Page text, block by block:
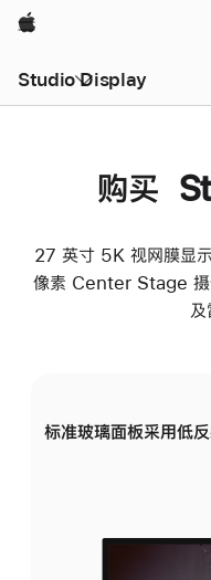
Apple
Studio Display
购买
27 英寸 5K 视网膜显
像素 Center Stage 摄
及
标准玻璃面板采用低